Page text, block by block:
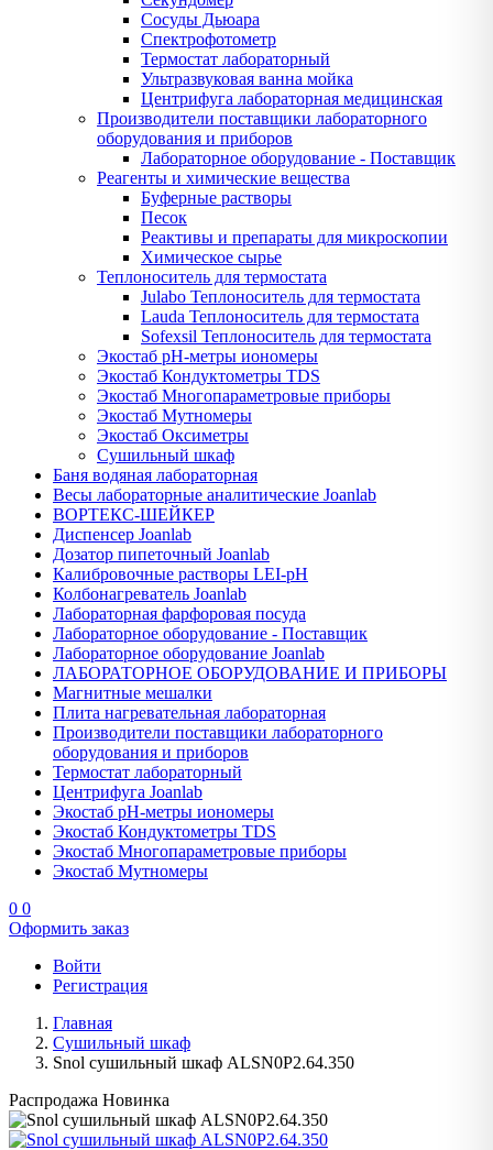
Сосуды Дьюара
Спектрофотометр
Термостат лабораторный
Ультразвуковая ванна мойка
Центрифуга лабораторная медицинская
Производители поставщики лабораторного
оборудования и приборов
Лабораторное оборудование - Поставщик
Реагенты и химические вещества
Буферные растворы
Песок
Реактивы и препараты для микроскопии
Химическое сырье
Теплоноситель для термостата
Julabo Теплоноситель для термостата
Lauda Теплоноситель для термостата
Sofexsil Теплоноситель для термостата
Экостаб pH-метры иономеры
Экостаб Кондуктометры TDS
Экостаб Многопараметровые приборы
Экостаб Мутномеры
Экостаб Оксиметры
Сушильный шкаф
Баня водяная лабораторная
Весы лабораторные аналитические Joanlab
ВОРТЕКС-ШЕЙКЕР
Диспенсер Joanlab
Дозатор пипеточный Joanlab
Калибровочные растворы LEI-pH
Колбонагреватель Joanlab
Лабораторная фарфоровая посуда
Лабораторное оборудование - Поставщик
Лабораторное оборудование Joanlab
ЛАБОРАТОРНОЕ ОБОРУДОВАНИЕ И ПРИБОРЫ
Магнитные мешалки
Плита нагревательная лабораторная
Производители поставщики лабораторного
оборудования и приборов
Термостат лабораторный
Центрифуга Joanlab
Экостаб pH-метры иономеры
Экостаб Кондуктометры TDS
Экостаб Многопараметровые приборы
Экостаб Мутномеры
0 0
Оформить заказ
Войти
Регистрация
Главная
Сушильный шкаф
Snol сушильный шкаф ALSN0P2.64.350
Распродажа Новинка